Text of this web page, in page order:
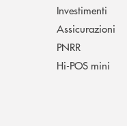
Investimenti
Assicurazioni
PNRR
Hi-POS mini